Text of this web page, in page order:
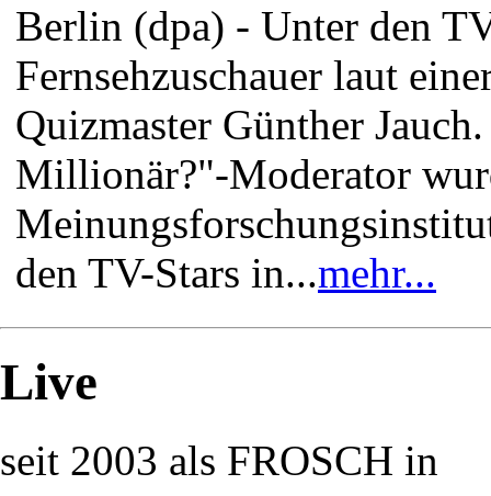
Berlin (dpa) - Unter den
Fernsehzuschauer laut
Quizmaster Günther
Millionär?"-Moderator
den TV-Stars in...mehr...
Live
seit 2003 als FROSCH in